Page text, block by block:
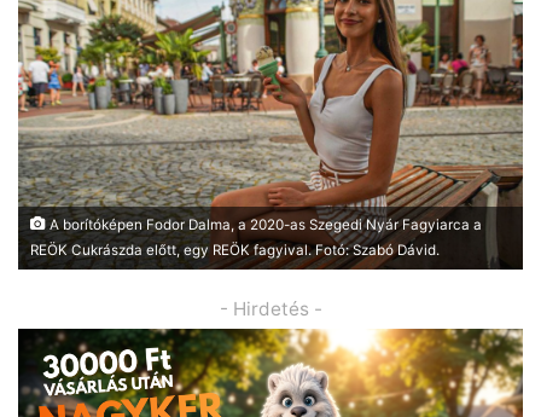
A borítóképen Fodor Dalma, a 2020-as Szegedi Nyár Fagyiarca a
REÖK Cukrászda előtt, egy REÖK fagyival. Fotó: Szabó Dávid.
- Hirdetés -